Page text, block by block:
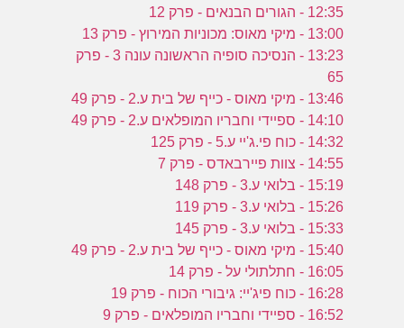
12:35 - הגורים הבנאים - פרק 12
13:00 - מיקי מאוס: מכוניות המירוץ - פרק 13
13:23 - הנסיכה סופיה הראשונה עונה 3 - פרק
65
13:46 - מיקי מאוס - כייף של בית ע.2 - פרק 49
14:10 - ספיידי וחבריו המופלאים ע.2 - פרק 49
14:32 - כוח פי.ג'יי ע.5 - פרק 125
14:55 - צוות פיירבאדס - פרק 7
15:19 - בלואי ע.3 - פרק 148
15:26 - בלואי ע.3 - פרק 119
15:33 - בלואי ע.3 - פרק 145
15:40 - מיקי מאוס - כייף של בית ע.2 - פרק 49
16:05 - חתלתולי על - פרק 14
16:28 - כוח פיג'יי: גיבורי הכוח - פרק 19
16:52 - ספיידי וחבריו המופלאים - פרק 9